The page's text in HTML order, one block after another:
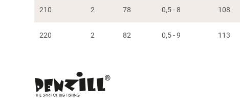
210 2 78 0,5 - 8 108
220 2 82 0,5 - 9 113